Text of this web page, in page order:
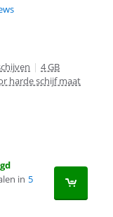
| 4 GB
harde schijf maat
in 5